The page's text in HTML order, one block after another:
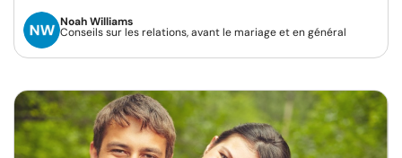
Noah Williams
Conseils sur les relations, avant le mariage et en général